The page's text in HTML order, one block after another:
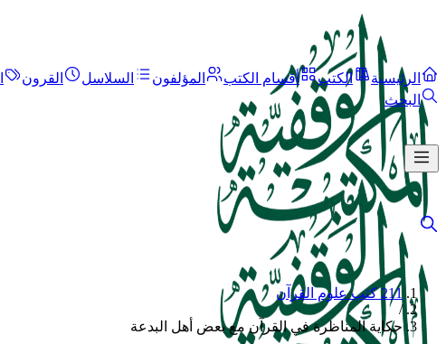
الرئيسية الكتب أقسام الكتب المؤلفون السلاسل القرون
البحث
211 كتب علوم القرآن
/
حكاية المناظرة في القرآن مع بعض أهل البدعة